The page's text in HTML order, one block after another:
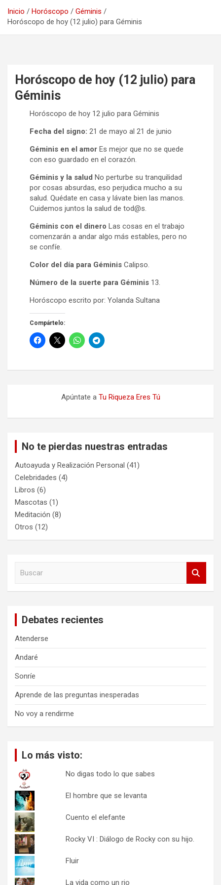
Inicio Horóscopo
Géminis
Horóscopo de hoy (12 julio) para Géminis
Horóscopo de hoy (12 julio) para
Géminis
Horóscopo de hoy 12 julio para Géminis
Fecha del signo: 21 de mayo al 21 de junio
Géminis en el amor Es mejor que no se quede
con eso guardado en el corazón.
Géminis y la salud No perturbe su tranquilidad
por cosas absurdas, eso perjudica mucho a su
salud. Quédate en casa y lávate bien las manos.
Cuidemos juntos la salud de tod@s.
Géminis con el dinero Las cosas en el trabajo
comenzarán a andar algo más estables, pero no
se confíe.
Color del día para Géminis Calipso.
Número de la suerte para Géminis 13.
Horóscopo escrito por: Yolanda Sultana
Compártelo:
Apúntate a Tu Riqueza Eres Tú
No te pierdas nuestras entradas
Autoayuda y Realización Personal (41)
Celebridades (4)
Libros (6)
Mascotas (1)
Meditación (8)
Otros (12)
Debates recientes
Atenderse
Andaré
Sonríe
Aprende de las preguntas inesperadas
No voy a rendirme
Lo más visto:
No digas todo lo que sabes
El hombre que se levanta
Cuento el elefante
Rocky VI : Diálogo de Rocky con su hijo.
Fluir
La vida como un rio